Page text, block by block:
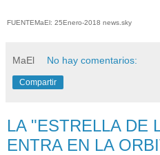
FUENTEMaEl: 25Enero-2018 news.sky
MaEl No hay comentarios:
Compartir
LA "ESTRELLA DE
ENTRA EN LA